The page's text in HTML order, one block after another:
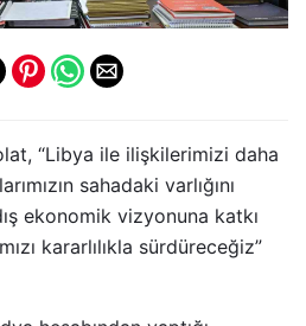
“Libya ile ilişkilerimizi daha
sahadaki varlığını
ekonomik vizyonuna katkı
kararlılıkla sürdüreceğiz”